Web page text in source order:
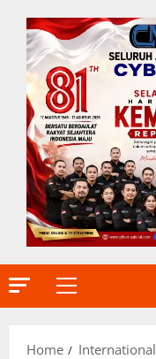
Primary
Home
International